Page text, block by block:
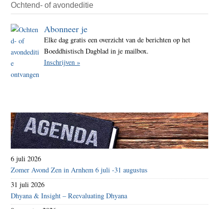
Ochtend- of avondeditie
Abonneer je
Elke dag gratis een overzicht van de berichten op het
Boeddhistisch Dagblad in je mailbox.
Inschrijven »
6 juli 2026
Zomer Avond Zen in Arnhem 6 juli -31 augustus
31 juli 2026
Dhyana & Insight – Reevaluating Dhyana